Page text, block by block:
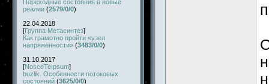
Переходные состояния в новые
реалии (2579/0/0)
22.04.2018
[Группа Метасинтез]
Как грамотно пройти «узел
напряженности» (3483/0/0)
31.10.2017
[NosceTeIpsum]
buzlik. Особенности потоковых
состояний (3625/0/0)